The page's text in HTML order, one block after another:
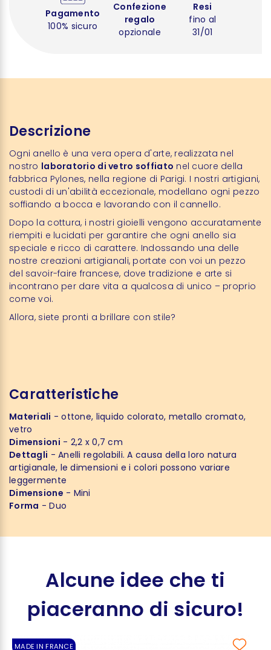
Pagamento
100% sicuro
Confezione
regalo
opzionale
Resi
fino al
31/01
Descrizione
Ogni anello è una vera opera d'arte, realizzata nel
nostro laboratorio di vetro soffiato nel cuore della
fabbrica Pylones, nella regione di Parigi. I nostri artigiani,
custodi di un'abilità eccezionale, modellano ogni pezzo
soffiando a bocca e lavorando con il cannello.
Dopo la cottura, i nostri gioielli vengono accuratamente
riempiti e lucidati per garantire che ogni anello sia
speciale e ricco di carattere. Indossando una delle
nostre creazioni artigianali, portate con voi un pezzo
del savoir-faire francese, dove tradizione e arte si
incontrano per dare vita a qualcosa di unico – proprio
come voi.
Allora, siete pronti a brillare con stile?
Caratteristiche
Materiali - ottone, liquido colorato, metallo cromato,
vetro
Dimensioni - 2,2 x 0,7 cm
Dettagli - Anelli regolabili. A causa della loro natura
artigianale, le dimensioni e i colori possono variare
leggermente
Dimensione - Mini
Forma - Duo
Alcune idee che ti
piaceranno di sicuro!
MADE IN FRANCE